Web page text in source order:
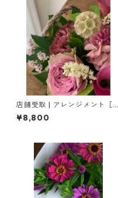
店舗受取 | アレンジメント［ L
］
¥8,800